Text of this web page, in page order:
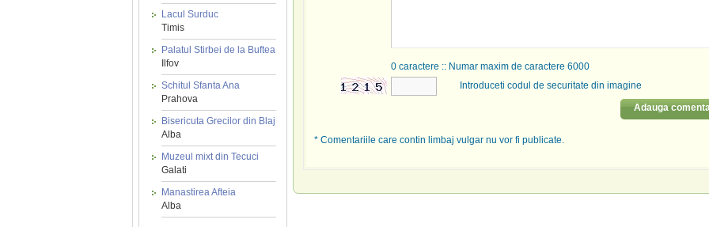
Lacul Surduc
Timis
Palatul Stirbei de la Buftea
Ilfov
Schitul Sfanta Ana
Prahova
Bisericuta Grecilor din Blaj
Alba
Muzeul mixt din Tecuci
Galati
Manastirea Afteia
Alba
0caractere :: Numar maxim de caractere 6000
Introduceti codul de securitate din imagine
Adauga
* Comentariile care contin limbaj vulgar nu vor fi publicate.